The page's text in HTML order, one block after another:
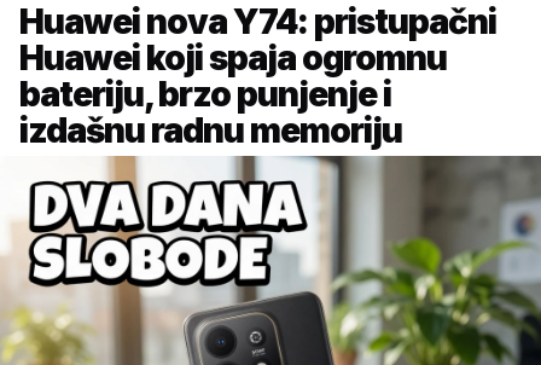
Huawei nova Y74: pristupačni
Huawei koji spaja ogromnu
bateriju, brzo punjenje i
izdašnu radnu memoriju